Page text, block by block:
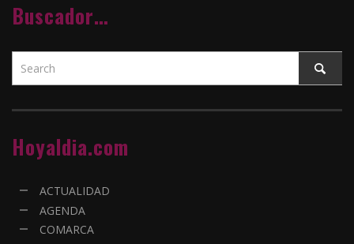
Buscador…
Hoyaldia.com
ACTUALIDAD
AGENDA
COMARCA